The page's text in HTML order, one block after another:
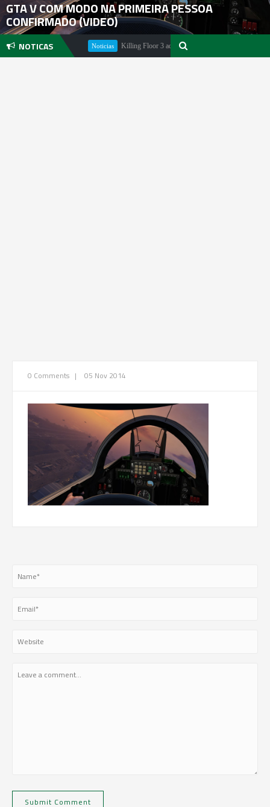
GTA V COM MODO NA PRIMEIRA PESSOA
CONFIRMADO (VIDEO)
NOTICAS
estar iminente Noticias Killing Floor 3 adiado ainda para 2025
0 Comments | 05 Nov 2014